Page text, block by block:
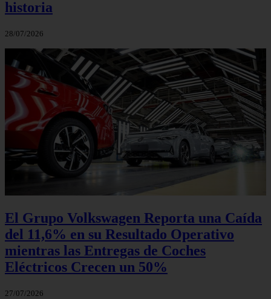
historia
28/07/2026
El Grupo Volkswagen Reporta una Caída
del 11,6% en su Resultado Operativo
mientras las Entregas de Coches
Eléctricos Crecen un 50%
27/07/2026